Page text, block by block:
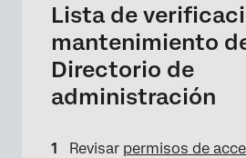
Lista de
mantenimiento
Directorio de
administración
Revisar permisos de